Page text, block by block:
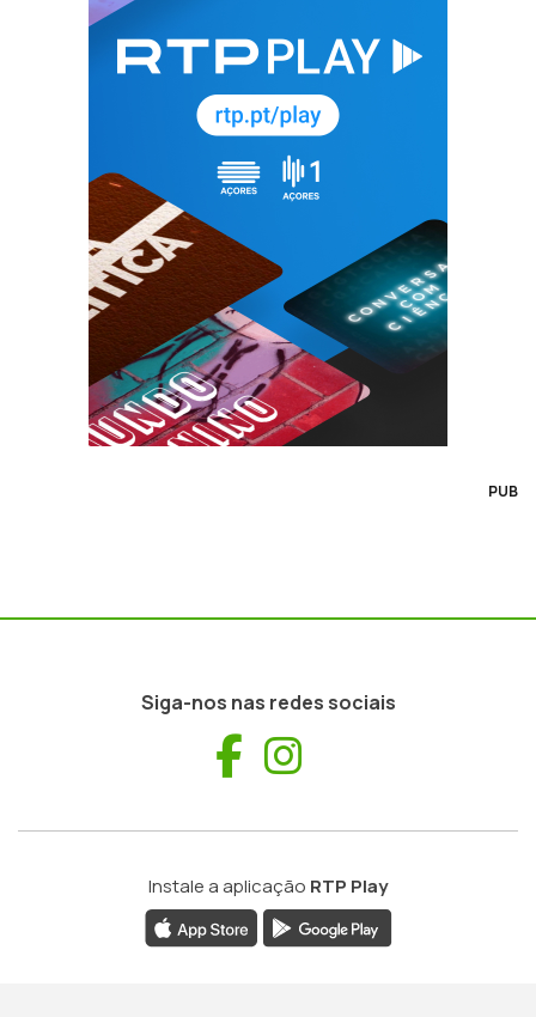
PUB
Siga-nos nas redes sociais
Facebook
Instale a aplicação RTP Play